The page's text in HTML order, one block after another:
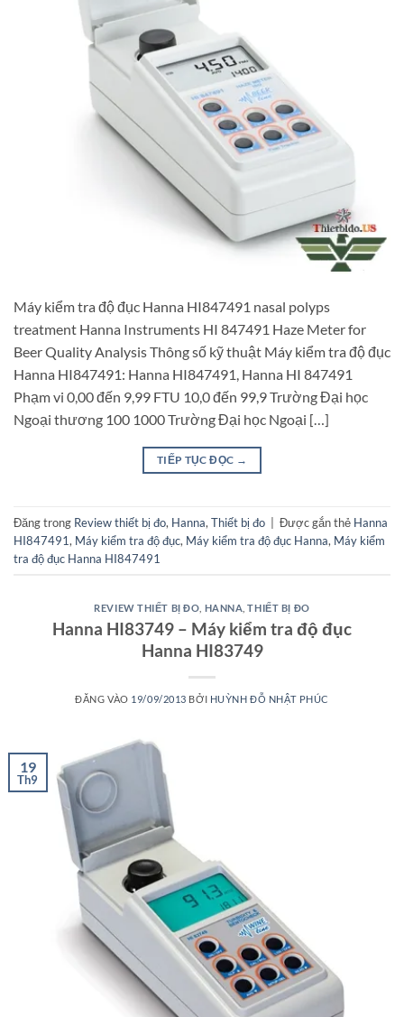
Máy kiểm tra độ đục Hanna HI847491 nasal polyps
treatment Hanna Instruments HI 847491 Haze Meter for
Beer Quality Analysis Thông số kỹ thuật Máy kiểm tra độ đục
Hanna HI847491: Hanna HI847491, Hanna HI 847491
Phạm vi 0,00 đến 9,99 FTU 10,0 đến 99,9 Trường Đại học
Ngoại thương 100 1000 Trường Đại học Ngoại […]
TIẾP TỤC ĐỌC →
Đăng trong Review thiết bị đo, Hanna, Thiết bị đo | Được gắn thẻ Hanna
HI847491, Máy kiểm tra độ đục, Máy kiểm tra độ đục Hanna, Máy kiểm
tra độ đục Hanna HI847491
REVIEW THIẾT BỊ ĐO HANNA ,THIẾT BỊ ĐO
Hanna HI83749 – Máy kiểm tra độ đục
Hanna HI83749
ĐĂNG VÀO 19/09/2013 BỞI HUỲNH ĐỖ NHẬT PHÚC
19
Th9